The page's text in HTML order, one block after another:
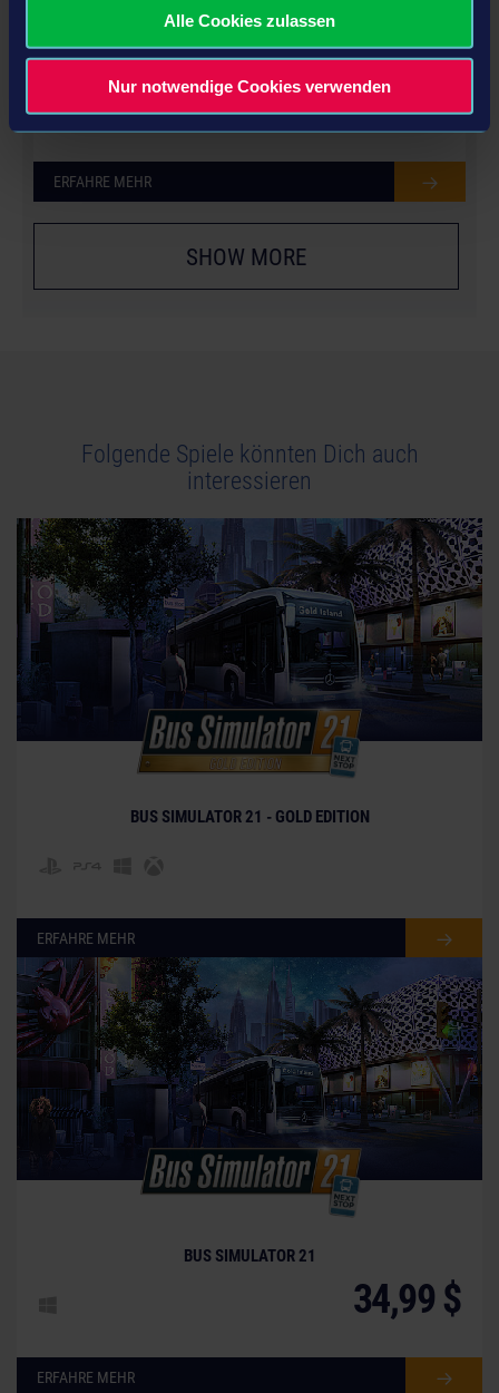
Alle Cookies zulassen
Nur notwendige Cookies verwenden
LIEBHERR PACK
ERFAHRE MEHR
SHOW MORE
Folgende Spiele könnten Dich auch
interessieren
BUS SIMULATOR 21 - GOLD EDITION
ERFAHRE MEHR
BUS SIMULATOR 21
34,99 $
ERFAHRE MEHR